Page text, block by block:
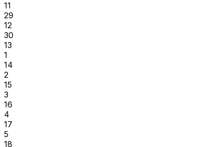
11
29
12
30
13
1
14
2
15
3
16
4
17
5
18